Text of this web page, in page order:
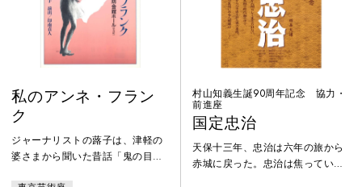
私のアンネ・フラン
ク
ジャーナリストの蕗子は、津軽の
婆さまから聞いた昔話「鬼の目
村山知義生誕90周年記念 協力・
前進座
国定忠治
天保十三年、忠治は六年の旅から
赤城に戻った。忠治は焦ってい